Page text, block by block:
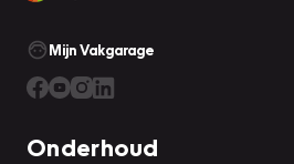
Mijn Vakgarage
Onderhoud